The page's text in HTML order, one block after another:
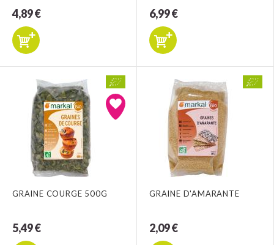
4,89 € 6,99 €
GRAINE COURGE 500G
5,49 €
GRAINE D'AMARANTE
2,09 €